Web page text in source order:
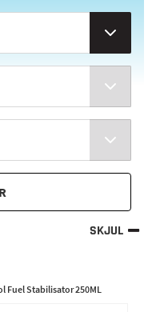
SKJUL
Fuel Stabilisator 250ML